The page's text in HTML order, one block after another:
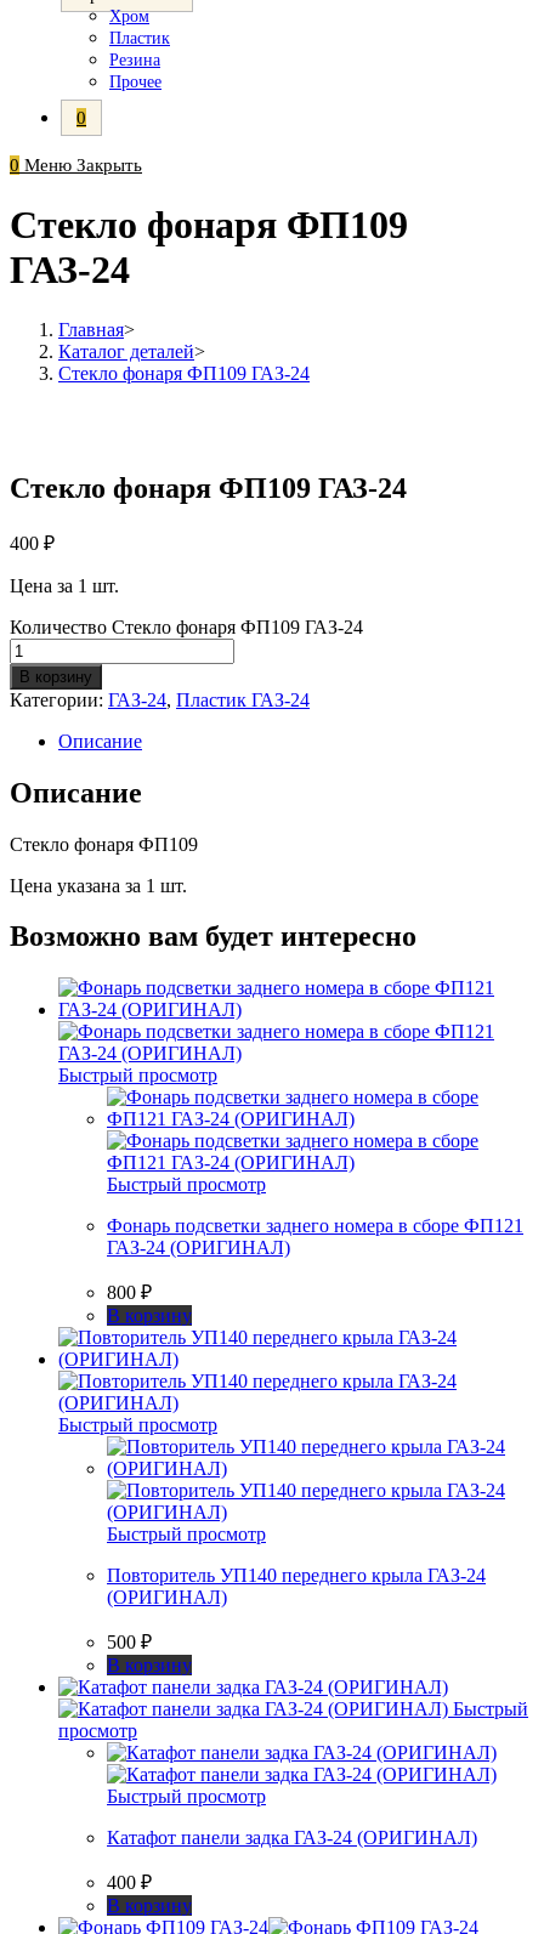
Хром
Пластик
Резина
Прочее
0
0 Меню Закрыть
Стекло фонаря ФП109
ГАЗ-24
Главная>
Каталог деталей>
Стекло фонаря ФП109 ГАЗ-24
Стекло фонаря ФП109 ГАЗ-24
400 ₽
Цена за 1 шт.
Количество Стекло фонаря ФП109 ГАЗ-24
В корзину
Категории: ГАЗ-24, Пластик ГАЗ-24
Описание
Описание
Стекло фонаря ФП109
Цена указана за 1 шт.
Возможно вам будет интересно
Быстрый просмотр
Быстрый просмотр
Фонарь подсветки заднего номера в сборе ФП121
ГАЗ-24 (ОРИГИНАЛ)
800 ₽
В корзину
Быстрый просмотр
Быстрый просмотр
Повторитель УП140 переднего крыла ГАЗ-24
(ОРИГИНАЛ)
500 ₽
В корзину
Быстрый
просмотр
Быстрый просмотр
Катафот панели задка ГАЗ-24 (ОРИГИНАЛ)
400 ₽
В корзину